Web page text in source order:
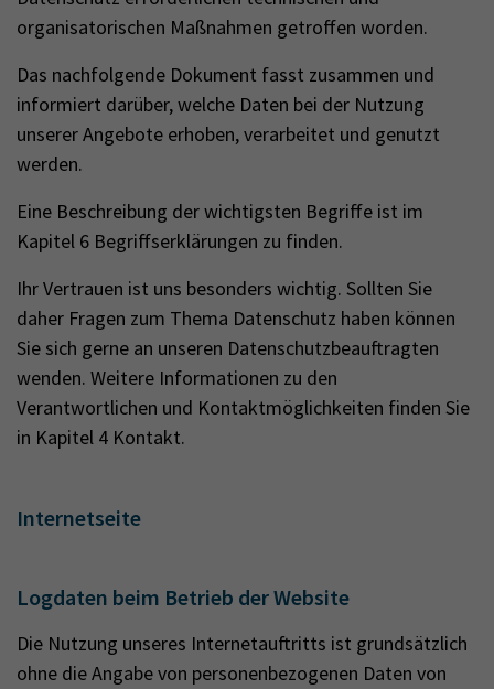
organisatorischen Maßnahmen getroffen worden.
Das nachfolgende Dokument fasst zusammen und
informiert darüber, welche Daten bei der Nutzung
unserer Angebote erhoben, verarbeitet und genutzt
werden.
Eine Beschreibung der wichtigsten Begriffe ist im
Kapitel 6 Begriffserklärungen zu finden.
Ihr Vertrauen ist uns besonders wichtig. Sollten Sie
daher Fragen zum Thema Datenschutz haben können
Sie sich gerne an unseren Datenschutzbeauftragten
wenden. Weitere Informationen zu den
Verantwortlichen und Kontaktmöglichkeiten finden Sie
in Kapitel 4 Kontakt.
Internetseite
Logdaten beim Betrieb der Website
Die Nutzung unseres Internetauftritts ist grundsätzlich
ohne die Angabe von personenbezogenen Daten von